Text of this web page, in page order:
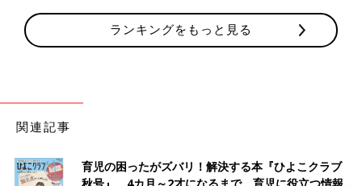
ランキングをもっと見る
関連記事
育児の困ったがズバリ！解決する本『ひよこクラブ